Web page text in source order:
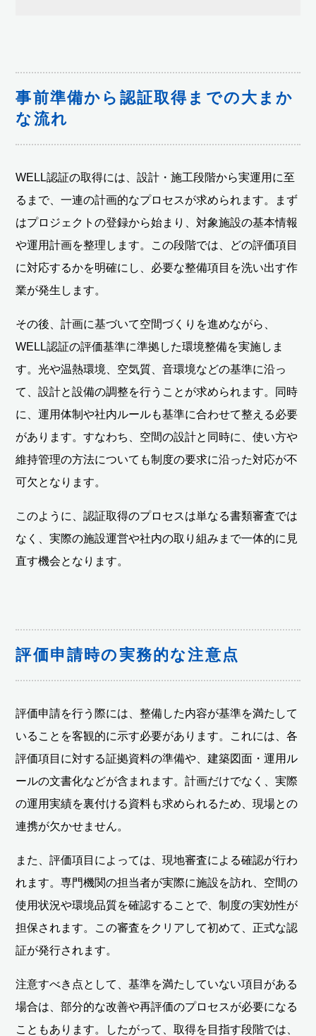
事前準備から認証取得までの大まか
な流れ
WELL認証の取得には、設計・施工段階から実運用に至
るまで、一連の計画的なプロセスが求められます。まず
はプロジェクトの登録から始まり、対象施設の基本情報
や運用計画を整理します。この段階では、どの評価項目
に対応するかを明確にし、必要な整備項目を洗い出す作
業が発生します。
その後、計画に基づいて空間づくりを進めながら、
WELL認証の評価基準に準拠した環境整備を実施しま
す。光や温熱環境、空気質、音環境などの基準に沿っ
て、設計と設備の調整を行うことが求められます。同時
に、運用体制や社内ルールも基準に合わせて整える必要
があります。すなわち、空間の設計と同時に、使い方や
維持管理の方法についても制度の要求に沿った対応が不
可欠となります。
このように、認証取得のプロセスは単なる書類審査では
なく、実際の施設運営や社内の取り組みまで一体的に見
直す機会となります。
評価申請時の実務的な注意点
評価申請を行う際には、整備した内容が基準を満たして
いることを客観的に示す必要があります。これには、各
評価項目に対する証拠資料の準備や、建築図面・運用ル
ールの文書化などが含まれます。計画だけでなく、実際
の運用実績を裏付ける資料も求められるため、現場との
連携が欠かせません。
また、評価項目によっては、現地審査による確認が行わ
れます。専門機関の担当者が実際に施設を訪れ、空間の
使用状況や環境品質を確認することで、制度の実効性が
担保されます。この審査をクリアして初めて、正式な認
証が発行されます。
注意すべき点として、基準を満たしていない項目がある
場合は、部分的な改善や再評価のプロセスが必要になる
こともあります。したがって、取得を目指す段階では、